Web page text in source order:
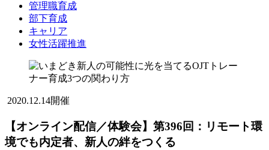
管理職育成
部下育成
キャリア
女性活躍推進
2020.12.14開催
【オンライン配信／体験会】第396回：リモート環
境でも内定者、新人の絆をつくる